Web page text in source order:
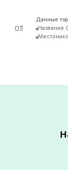
03
Данные
Название